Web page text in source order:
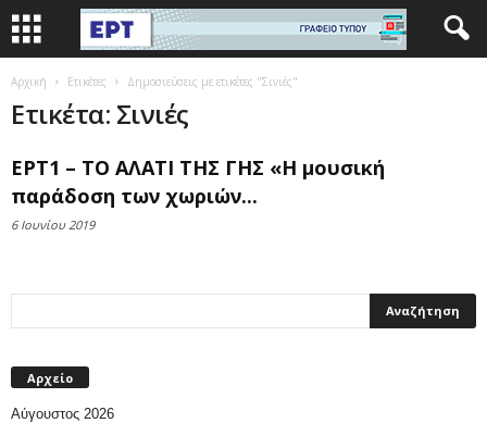
Αρχική Ετικέτες Δημοσιεύσεις με ετικέτες "Σινιές"
Ετικέτα: Σινιές
ΕΡΤ1 – ΤΟ ΑΛΑΤΙ ΤΗΣ ΓΗΣ «Η μουσική
παράδοση των χωριών...
6 Ιουνίου 2019
Αρχείο
Αύγουστος 2026